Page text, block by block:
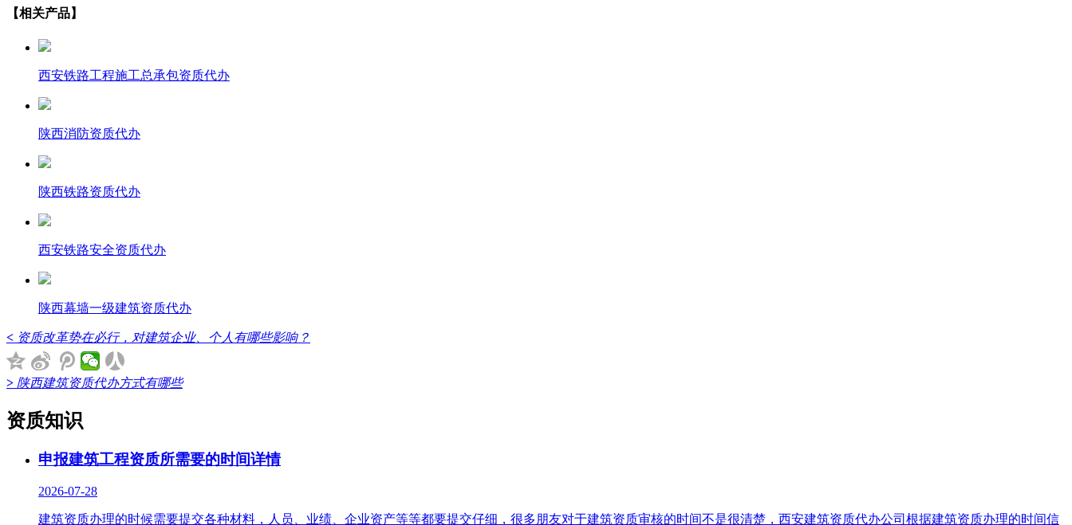
【相关产品】
西安铁路工程施工总承包资质代办
陕西消防资质代办
陕西铁路资质代办
西安铁路安全资质代办
陕西幕墙一级建筑资质代办
< 资质改革势在必行，对建筑企业、个人有哪些影响？
> 陕西建筑资质代办方式有哪些
资质知识
申报建筑工程资质所需要的时间详情
2026-07-28
建筑资质办理的时候需要提交各种材料，人员、业绩、企业资产等等都要提交仔细，很多朋友对于建筑资质审核的时间不是很清楚，西安建筑资质代办公司根据建筑资质办理的时间信